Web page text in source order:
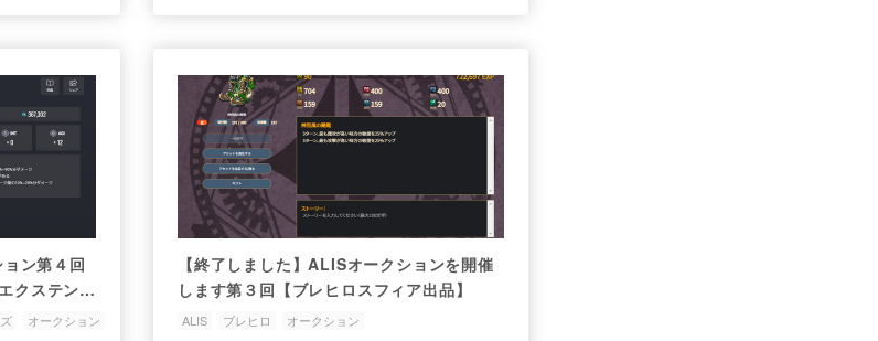
ン第４回
クステンシ
オークション
【終了しました】ALISオークションを開催
します第３回【ブレヒロスフィア出品】
ALIS ブレヒロ オークション